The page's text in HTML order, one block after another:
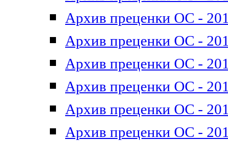
Архив преценки ОС -
Архив преценки ОС -
Архив преценки ОС -
Архив преценки ОС -
Архив преценки ОС -
Архив преценки ОС -